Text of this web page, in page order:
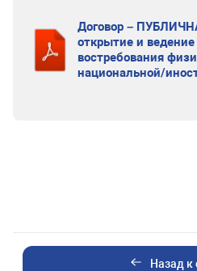
Договор –
открытие и ведение
востребования
национальной/
Назад к